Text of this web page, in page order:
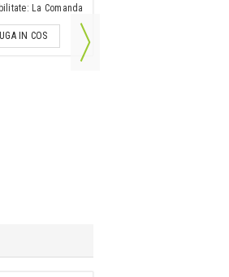
La Comanda
IN COS